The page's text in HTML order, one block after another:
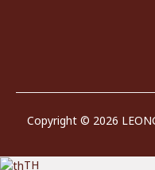
Copyright © 2026
TH